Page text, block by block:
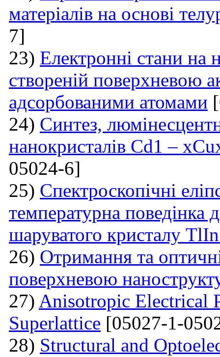
матеріалів на основі
7]
23) Електронні стани на
створеній поверхневою
адсорбованими атомами
24) Синтез,
нанокристалів Cd1 –
05024-6]
25) Спектроскопічні
температурна поведінка
шаруватого кристалу
26) Отримання та
поверхневою
27) Anisotropic Electrical
Superlattice [05027-1-
28) Structural and